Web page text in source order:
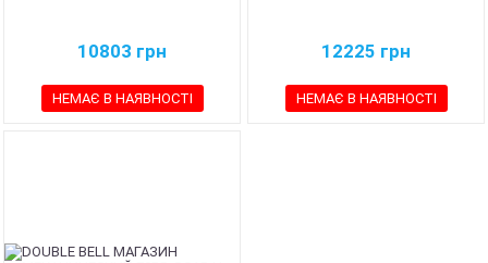
10803 грн
НЕМАЄ В НАЯВНОСТІ
12225 грн
НЕМАЄ В НАЯВНОСТІ